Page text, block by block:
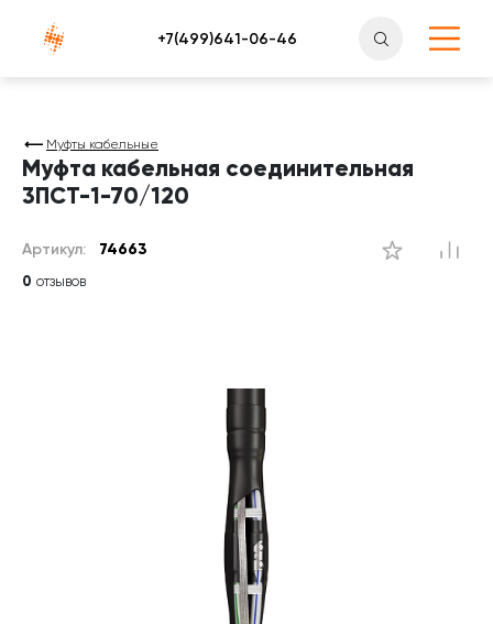
Атлантснаб
Муфты кабельные
Муфта кабельная соединительная
3ПСТ-1-70/120
Артикул: 74663